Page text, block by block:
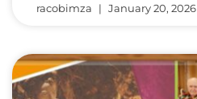
racobimza January 20, 2026